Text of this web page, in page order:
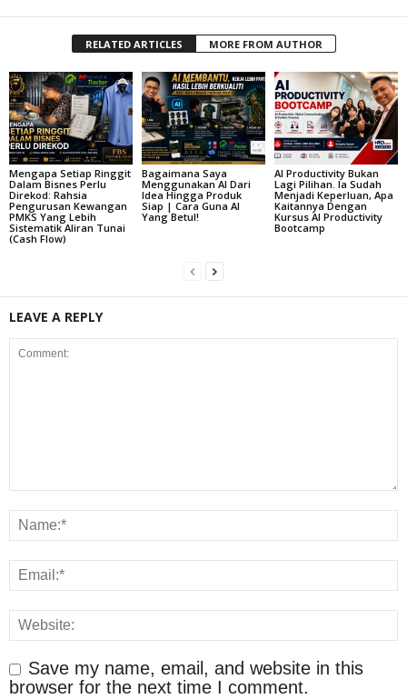
RELATED ARTICLES MORE FROM AUTHOR
Mengapa Setiap Ringgit
Dalam Bisnes Perlu
Direkod: Rahsia
Pengurusan Kewangan
PMKS Yang Lebih
Sistematik Aliran Tunai
(Cash Flow)
Bagaimana Saya
Menggunakan AI Dari
Idea Hingga Produk
Siap | Cara Guna AI
Yang Betul!
AI Productivity Bukan
Lagi Pilihan. Ia Sudah
Menjadi Keperluan, Apa
Kaitannya Dengan
Kursus AI Productivity
Bootcamp
LEAVE A REPLY
Save my name, email, and website in this
browser for the next time I comment.